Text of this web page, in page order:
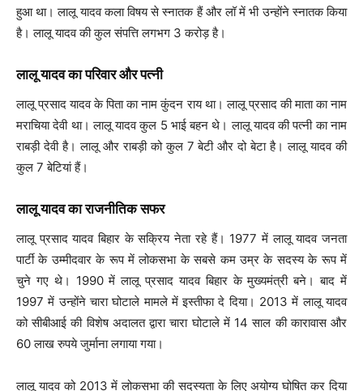
हुआ था। लालू यादव कला विषय से स्नातक हैं और लॉ में भी उन्होंने स्नातक किया
है। लालू यादव की कुल संपत्ति लगभग 3 करोड़ है।
लालू यादव का परिवार और पत्नी
लालू प्रसाद यादव के पिता का नाम कुंदन राय था। लालू प्रसाद की माता का नाम
मराचिया देवी था। लालू यादव कुल 5 भाई बहन थे। लालू यादव की पत्नी का नाम
राबड़ी देवी है। लालू और राबड़ी को कुल 7 बेटी और दो बेटा है। लालू यादव की
कुल 7 बेटियां हैं।
लालू यादव का राजनीतिक सफर
लालू प्रसाद यादव बिहार के सक्रिय नेता रहे हैं। 1977 में लालू यादव जनता
पार्टी के उम्मीदवार के रूप में लोकसभा के सबसे कम उम्र के सदस्य के रूप में
चुने गए थे। 1990 में लालू प्रसाद यादव बिहार के मुख्यमंत्री बने। बाद में
1997 में उन्होंने चारा घोटाले मामले में इस्तीफा दे दिया। 2013 में लालू यादव
को सीबीआई की विशेष अदालत द्वारा चारा घोटाले में 14 साल की कारावास और
60 लाख रुपये जुर्माना लगाया गया।
लालू यादव को 2013 में लोकसभा की सदस्यता के लिए अयोग्य घोषित कर दिया